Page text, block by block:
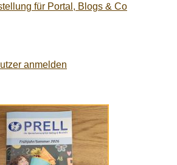
für Portal, Blogs & Co
anmelden